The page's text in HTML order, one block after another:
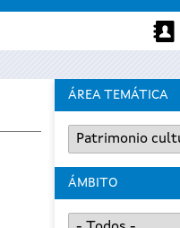
ÁREA TEMÁTICA
ÁMBITO